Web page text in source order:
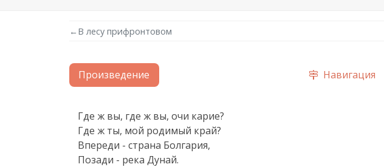
← В лесу прифронтовом
Произведение Навигация
Текст произведения
Где ж вы, где ж вы, очи карие?
Где ж ты, мой родимый край?
Впереди - страна Болгария,
Позади - река Дунай.